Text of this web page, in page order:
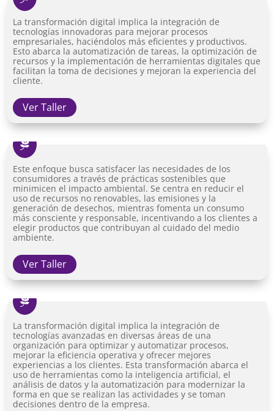
La transformación digital implica la integración de
tecnologías innovadoras para mejorar procesos
empresariales, haciéndolos más eficientes y productivos.
Esto abarca la automatización de tareas, la optimización de
recursos y la implementación de herramientas digitales que
facilitan la toma de decisiones y mejoran la experiencia del
cliente.
Ver Taller

Este enfoque busca satisfacer las necesidades de los
consumidores a través de prácticas sostenibles que
minimicen el impacto ambiental. Se centra en reducir el
uso de recursos no renovables, las emisiones y la
generación de desechos, mientras fomenta un consumo
más consciente y responsable, incentivando a los clientes a
elegir productos que contribuyan al cuidado del medio
ambiente.
Ver Taller

La transformación digital implica la integración de
tecnologías avanzadas en diversas áreas de una
organización para optimizar y automatizar procesos,
mejorar la eficiencia operativa y ofrecer mejores
experiencias a los clientes. Esta transformación abarca el
uso de herramientas como la inteligencia artificial, el
análisis de datos y la automatización para modernizar la
forma en que se realizan las actividades y se toman
decisiones dentro de la empresa.